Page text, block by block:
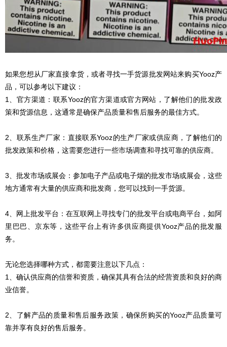
如果您想从厂家直接拿货，或者寻找一手货源批发网站来购买Yooz产
品，可以参考以下建议：
1、官方渠道：联系Yooz的官方渠道或官方网站，了解他们的批发政
策和货源信息，这通常是确保产品质量和售后服务的最佳方式。
2、联系生产厂家：直接联系Yooz的生产厂家或供应商，了解他们的
批发政策和价格，这需要您进行一些市场调查和寻找可靠的供应商。
3、批发市场或展会：参加电子产品或电子烟的批发市场或展会，这些
地方通常有大量的供应商和批发商，您可以找到一手货源。
4、网上批发平台：在互联网上寻找专门的批发平台或电商平台，如阿
里巴巴、京东等，这些平台上有许多供应商提供Yooz产品的批发服
务。
无论您选择哪种方式，都需要注意以下几点：
1、确认供应商的信誉和资质，确保其具有合法的经营资质和良好的商
业信誉。
2、了解产品的质量和售后服务政策，确保所购买的Yooz产品质量可
靠并享有良好的售后服务。